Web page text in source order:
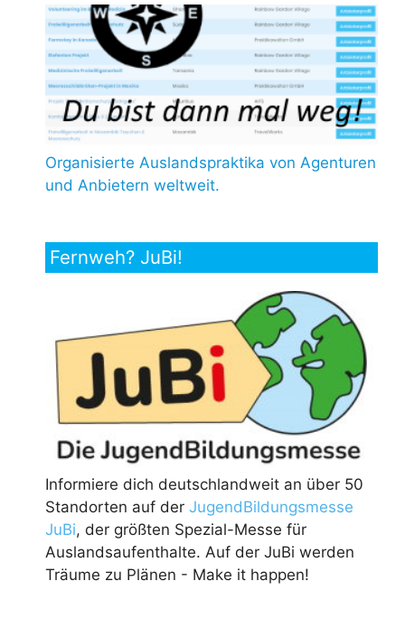
Organisierte Auslandspraktika von Agenturen
und Anbietern weltweit.
Fernweh? JuBi!
Informiere dich deutschlandweit an über 50
Standorten auf der JugendBildungsmesse
JuBi, der größten Spezial-Messe für
Auslandsaufenthalte. Auf der JuBi werden
Träume zu Plänen - Make it happen!